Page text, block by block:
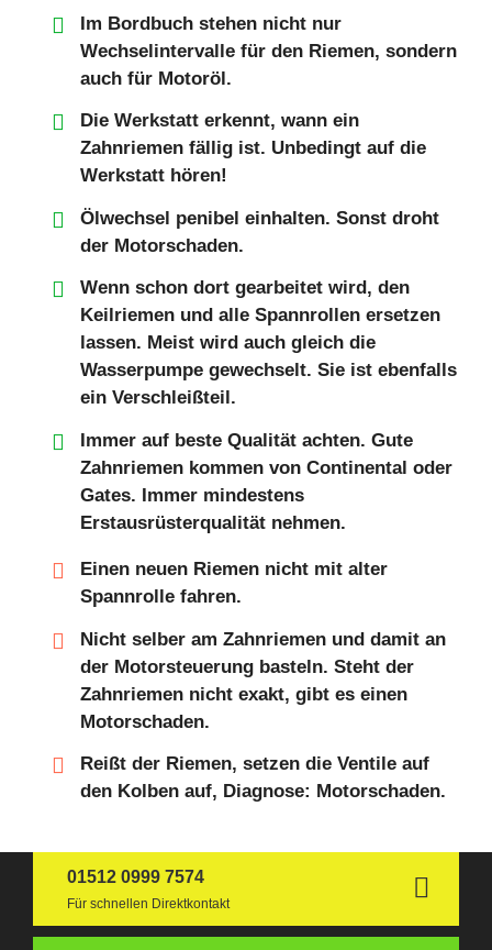
Im Bordbuch stehen nicht nur
Wechselintervalle für den Riemen, sondern
auch für Motoröl.
Die Werkstatt erkennt, wann ein
Zahnriemen fällig ist. Unbedingt auf die
Werkstatt hören!
Ölwechsel penibel einhalten. Sonst droht
der Motorschaden.
Wenn schon dort gearbeitet wird, den
Keilriemen und alle Spannrollen ersetzen
lassen. Meist wird auch gleich die
Wasserpumpe gewechselt. Sie ist ebenfalls
ein Verschleißteil.
Immer auf beste Qualität achten. Gute
Zahnriemen kommen von Continental oder
Gates. Immer mindestens
Erstausrüsterqualität nehmen.
Einen neuen Riemen nicht mit alter
Spannrolle fahren.
Nicht selber am Zahnriemen und damit an
der Motorsteuerung basteln. Steht der
Zahnriemen nicht exakt, gibt es einen
Motorschaden.
Reißt der Riemen, setzen die Ventile auf
den Kolben auf, Diagnose: Motorschaden.
01512 0999 7574
Für schnellen Direktkontakt